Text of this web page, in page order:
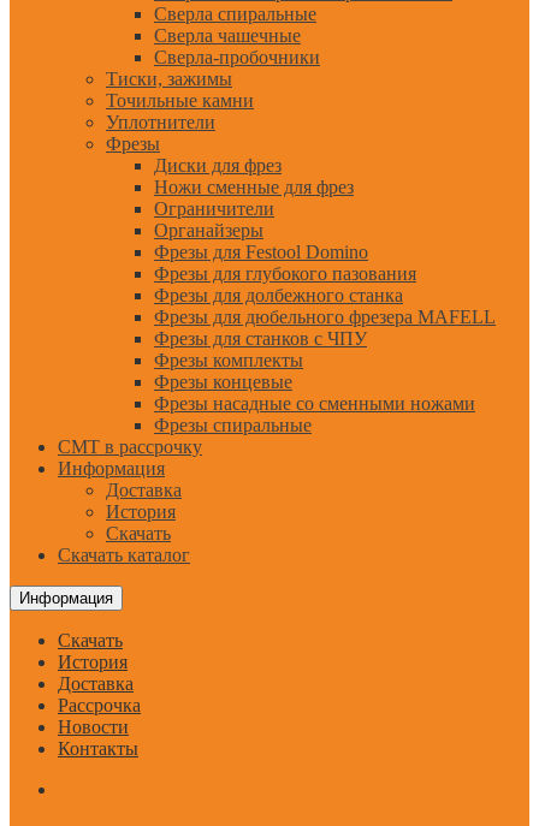
Сверла спиральные
Сверла чашечные
Сверла-пробочники
Тиски, зажимы
Точильные камни
Уплотнители
Фрезы
Диски для фрез
Ножи сменные для фрез
Ограничители
Органайзеры
Фрезы для Festool Domino
Фрезы для глубокого пазования
Фрезы для долбежного станка
Фрезы для дюбельного фрезера MAFELL
Фрезы для станков с ЧПУ
Фрезы комплекты
Фрезы концевые
Фрезы насадные со сменными ножами
Фрезы спиральные
CMT в рассрочку
Информация
Доставка
История
Скачать
Скачать каталог
Информация
Скачать
История
Доставка
Рассрочка
Новости
Контакты